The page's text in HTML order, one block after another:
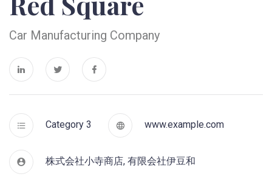
Car Manufacturing Company
Category 3 www.example.com
株式会社小寺商店, 有限会社伊豆和